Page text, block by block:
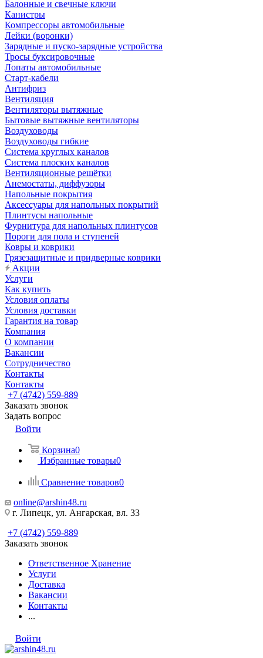
Балонные и свечные ключи
Канистры
Компрессоры автомобильные
Лейки (воронки)
Зарядные и пуско-зарядные устройства
Тросы буксировочные
Лопаты автомобильные
Старт-кабели
Антифриз
Вентиляция
Вентиляторы вытяжные
Бытовые вытяжные вентиляторы
Воздуховоды
Воздуховоды гибкие
Система круглых каналов
Система плоских каналов
Вентиляционные решётки
Анемостаты, диффузоры
Напольные покрытия
Аксессуары для напольных покрытий
Плинтусы напольные
Фурнитура для напольных плинтусов
Пороги для пола и ступеней
Ковры и коврики
Грязезащитные и придверные коврики
Акции
Услуги
Как купить
Условия оплаты
Условия доставки
Гарантия на товар
Компания
О компании
Вакансии
Сотрудничество
Контакты
Контакты
+7 (4742) 559-889
Заказать звонок
Задать вопрос
Войти
Корзина0
Избранные товары0
Сравнение товаров0
online@arshin48.ru
г. Липецк, ул. Ангарская, вл. 33
+7 (4742) 559-889
Заказать звонок
Ответственное Хранение
Услуги
Доставка
Вакансии
Контакты
...
Войти